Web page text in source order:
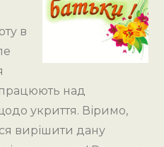
в
працюють над
укриття. Віримо,
вирішити дану